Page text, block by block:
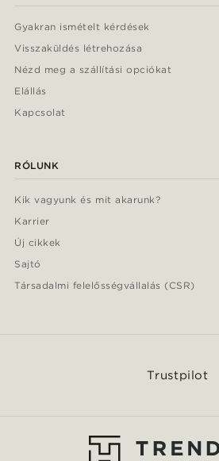
Gyakran ismételt kérdések
Visszaküldés létrehozása
Nézd meg a szállítási opciókat
Elállás
Kapcsolat
RÓLUNK
Kik vagyunk és mit akarunk?
Karrier
Új cikkek
Sajtó
Társadalmi felelősségvállalás (CSR)
Trustpilot